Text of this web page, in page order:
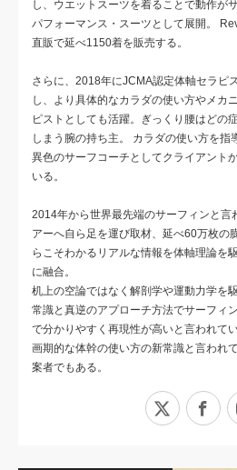
し、ウエットスーツを着ることで動作が
パフォーマンス・スーツとして展開。
直販で延べ1150着を販売する。
さらに、2018年にJCMA認定体軸セラピ
し、より具体的なカラダの使い方やメカ
ピストとしても活躍。ぎっくり腰はどの
しまう腕の持ち主。 カラダの使い方を指
異色のサーフコーチとしてクライアント
いる。
2014年から世界最先端のサーフィンと言
アーへ自ら足を運び取材、延べ60万枚の
らこそわかるリアルな情報を体軸理論を
に融合。
机上の空論ではなく解剖学や運動力学を
常識と真逆のアプローチ方法でサーフィ
で分かりやすく再現性が高いと言われて
画期的な体幹の使い方の新常識と言われ
案者でもある。